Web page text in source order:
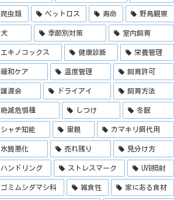
爬虫類 ペットロス 寿命 野鳥観察
犬 季節別対策 室内飼育
エキノコックス 健康診断 栄養管理
緩和ケア 温度管理 飼育許可
譲渡会 ドライアイ 飼育方法
絶滅危惧種 しつけ 冬眠
シャチ知能 里親 カマキリ餌代用
水質悪化 売れ残り 見分け方
ハンドリング ストレスマーク UVB照射
ゴミムシダマシ科 雑食性 家にある食材